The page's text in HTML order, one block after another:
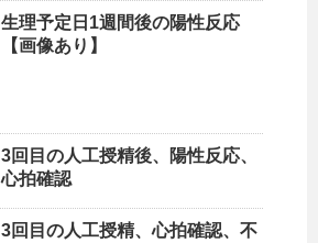
生理予定日1週間後の陽性反応
【画像あり】
3回目の人工授精後、陽性反応、
心拍確認
3回目の人工授精、心拍確認、不